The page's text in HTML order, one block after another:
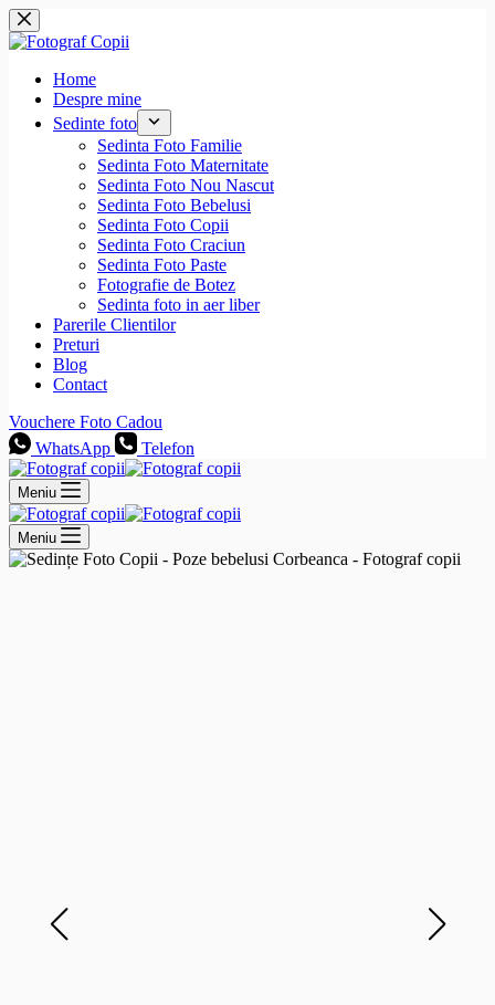
Sari
la
conținut
Home
Despre mine
Sedinte foto
Sedinta Foto Familie
Sedinta Foto Maternitate
Sedinta Foto Nou Nascut
Sedinta Foto Bebelusi
Sedinta Foto Copii
Sedinta Foto Craciun
Sedinta Foto Paste
Fotografie de Botez
Sedinta foto in aer liber
Parerile Clientilor
Preturi
Blog
Contact
Vouchere Foto Cadou
WhatsApp
Telefon
Meniu
Meniu